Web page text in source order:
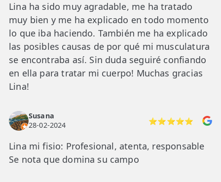
Lina ha sido muy agradable, me ha tratado
muy bien y me ha explicado en todo momento
lo que iba haciendo. También me ha explicado
las posibles causas de por qué mi musculatura
se encontraba así. Sin duda seguiré confiando
en ella para tratar mi cuerpo! Muchas gracias
Lina!
Susana
28-02-2024
⭐⭐⭐⭐⭐
Lina mi fisio: Profesional, atenta, responsable
Se nota que domina su campo